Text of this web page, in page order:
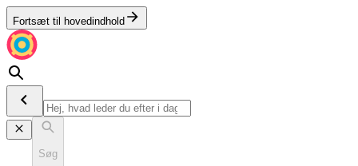
Fortsæt til hovedindhold
Søg